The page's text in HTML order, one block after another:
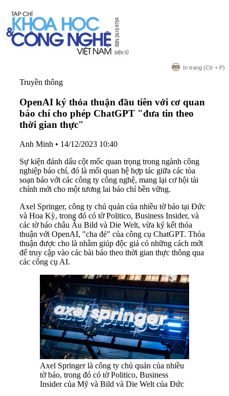
In trang (Ctr + P)
Truyền thông
OpenAI ký thỏa thuận đầu tiên với cơ quan
báo chí cho phép ChatGPT "đưa tin theo
thời gian thực"
Anh Minh • 14/12/2023 10:40
Sự kiện đánh dấu cột mốc quan trọng trong ngành công
nghiệp báo chí, đó là mối quan hệ hợp tác giữa các tòa
soạn báo với các công ty công nghệ, mang lại cơ hội tài
chính mới cho một tương lai báo chí bền vững.
Axel Springer, công ty chủ quản của nhiều tờ báo tại Đức
và Hoa Kỳ, trong đó có tờ Politico, Business Insider, và
các tờ báo châu Âu Bild và Die Welt, vừa ký kết thỏa
thuận với OpenAI, "cha đẻ" của công cụ ChatGPT. Thỏa
thuận được cho là nhằm giúp độc giả có những cách mới
để truy cập vào các bài báo theo thời gian thực thông qua
các công cụ AI.
Axel Springer là công ty chủ quản của nhiều
tờ báo, trong đó có tờ Politico, Business
Insider của Mỹ và Bild và Die Welt của Đức